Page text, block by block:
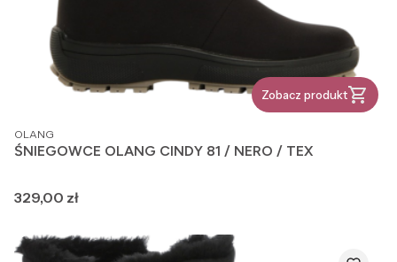
Zobacz produkt
PRODUCENT
OLANG
ŚNIEGOWCE OLANG CINDY 81 / NERO / TEX
Cena
329,00 zł